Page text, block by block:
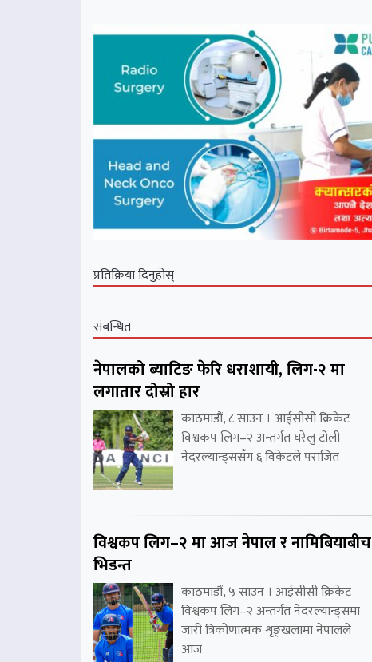
प्रतिक्रिया दिनुहोस्
संबन्धित
नेपालको ब्याटिङ फेरि धराशायी, लिग-२ मा
लगातार दोस्रो हार
काठमाडौं, ८ साउन । आईसीसी क्रिकेट
विश्वकप लिग–२ अन्तर्गत घरेलु टोली
नेदरल्यान्ड्ससँग ६ विकेटले पराजित
विश्वकप लिग–२ मा आज नेपाल र नामिबियाबीच
भिडन्त
काठमाडौं, ५ साउन । आईसीसी क्रिकेट
विश्वकप लिग–२ अन्तर्गत नेदरल्यान्ड्समा
जारी त्रिकोणात्मक शृङ्खलामा नेपालले
आज